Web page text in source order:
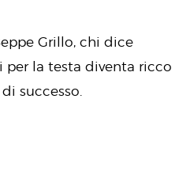
Grillo, chi dice
per la testa diventa ricco
successo.